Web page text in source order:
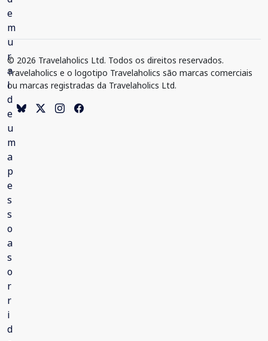
© 2026 Travelaholics Ltd. Todos os direitos reservados.
Travelaholics e o logotipo Travelaholics são marcas comerciais
ou marcas registradas da Travelaholics Ltd.